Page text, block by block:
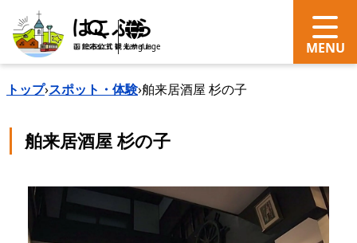
search Language
トップ›スポット・体験›舶来居酒屋 杉の子
舶来居酒屋 杉の子